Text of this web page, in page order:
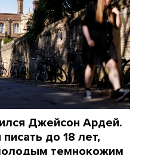
Джейсон Ардей.
до 18 лет,
темнокожим